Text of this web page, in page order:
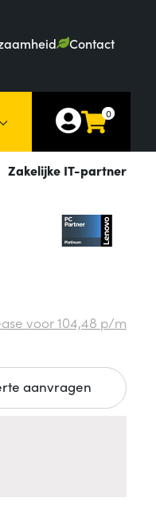
Contact
0
Zakelijke IT-partner
voor104,48 p/m
aanvragen